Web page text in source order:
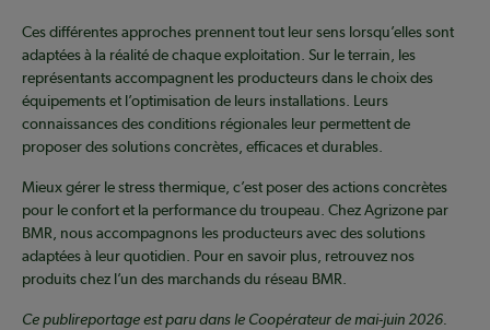
Ces différentes approches prennent tout leur sens lorsqu’elles sont
adaptées à la réalité de chaque exploitation. Sur le terrain, les
représentants accompagnent les producteurs dans le choix des
équipements et l’optimisation de leurs installations. Leurs
connaissances des conditions régionales leur permettent de
proposer des solutions concrètes, efficaces et durables.
Mieux gérer le stress thermique, c’est poser des actions concrètes
pour le confort et la performance du troupeau. Chez Agrizone par
BMR, nous accompagnons les producteurs avec des solutions
adaptées à leur quotidien. Pour en savoir plus, retrouvez nos
produits chez l’un des marchands du réseau BMR.
Ce publireportage est paru dans le Coopérateur de mai-juin 2026.